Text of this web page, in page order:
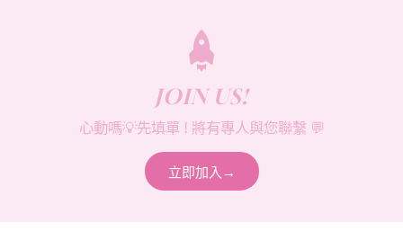
JOIN US!
心動嗎💡先填單 ! 將有專人與您聯繫 💬
立即加入→